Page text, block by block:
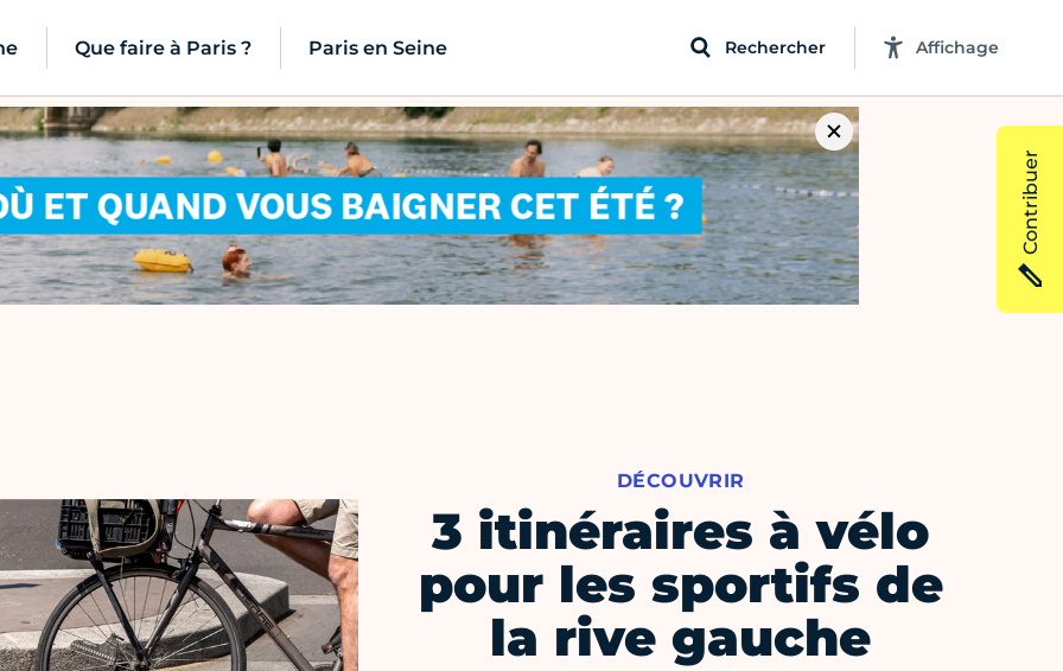
Que faire à Paris ? Paris en Seine Rechercher Affichage
3 itinéraires à vélo
pour les sportifs de
la rive gauche
DÉCOUVRIR
Contribuer